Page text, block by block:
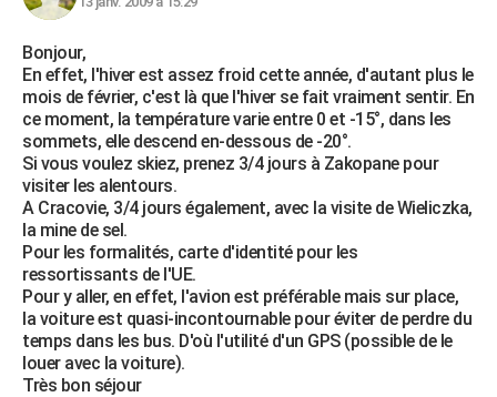
Bonjour,
En effet, l'hiver est assez froid cette année, d'autant plus le
mois de février, c'est là que l'hiver se fait vraiment sentir. En
ce moment, la température varie entre 0 et -15°, dans les
sommets, elle descend en-dessous de -20°.
Si vous voulez skiez, prenez 3/4 jours à Zakopane pour
visiter les alentours.
A Cracovie, 3/4 jours également, avec la visite de Wieliczka,
la mine de sel.
Pour les formalités, carte d'identité pour les
ressortissants de l'UE.
Pour y aller, en effet, l'avion est préférable mais sur place,
la voiture est quasi-incontournable pour éviter de perdre du
temps dans les bus. D'où l'utilité d'un GPS (possible de le
louer avec la voiture).
Très bon séjour